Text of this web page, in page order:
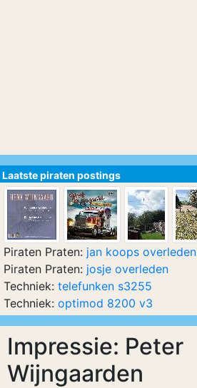
Impressie: Peter
Wijngaarden
Laatste piraten postings
Piraten Praten: jan koops overleden
Piraten Praten: josje overleden
Techniek: telefunken s3255
Techniek: optimod 8200 v3